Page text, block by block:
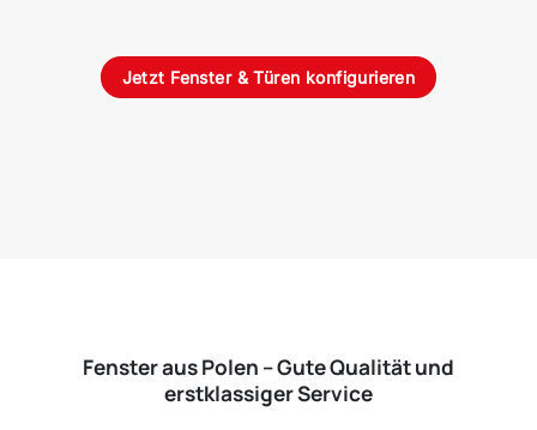
Jetzt Fenster & Türen konfigurieren
Fenster aus Polen – Gute Qualität und
erstklassiger Service